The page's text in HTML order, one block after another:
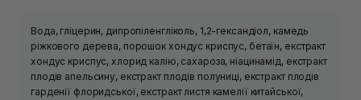
Вода, гліцерин, дипропіленгліколь, 1,2-гександіол, камедь
ріжкового дерева, порошок хондус криспус, бетаїн, екстракт
хондус криспус, хлорид калію, сахароза, ніацинамід, екстракт
плодів апельсину, екстракт плодів полуниці, екстракт плодів
гарденії флоридської, екстракт листя камелії китайської,